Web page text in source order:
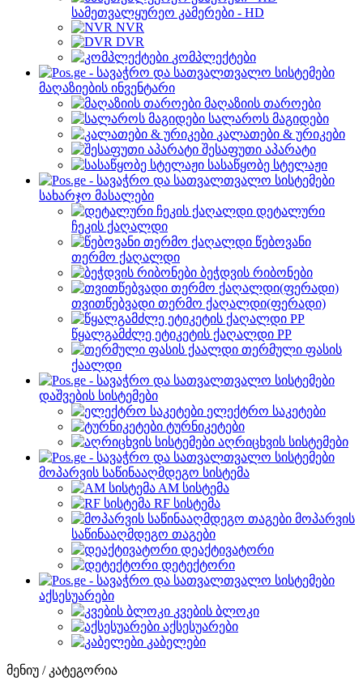
სამეთვალყურეო კამერები - HD
NVR
DVR
კომპლექტები
მაღაზიების ინვენტარი
მაღაზიის თაროები
სალაროს მაგიდები
კალათები & ურიკები
შესაფუთი აპარატი
სასაწყობე სტელაჟი
სახარჯო მასალები
დეტალური
ჩეკის ქაღალდი
წებოვანი
თერმო ქაღალდი
ბეჭდვის რიბონები
თვითწებვადი თერმო ქაღალდი(ფერადი)
წყალგამძლე ეტიკეტის ქაღალდი PP
თერმული ფასის
ქაალდი
დაშვების სისტემები
ელექტრო საკეტები
ტურნიკეტები
აღრიცხვის სისტემები
მოპარვის საწინააღმდეგო სისტემა
AM სისტემა
RF სისტემა
მოპარვის
საწინააღმდეგო თაგები
დეაქტივატორი
დეტექტორი
აქსესუარები
კვების ბლოკი
აქსესუარები
კაბელები
მენიუ / კატეგორია